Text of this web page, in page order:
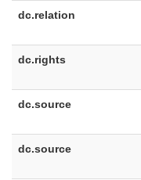
dc.relation
dc.rights
dc.source
dc.source